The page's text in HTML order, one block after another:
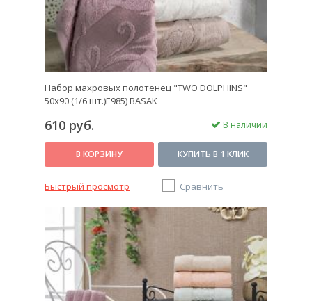
Набор махровых полотенец "TWO DOLPHINS"
50х90 (1/6 шт.)E985) BASAK
610 руб. В наличии
В КОРЗИНУ КУПИТЬ В 1 КЛИК
Быстрый просмотр Сравнить